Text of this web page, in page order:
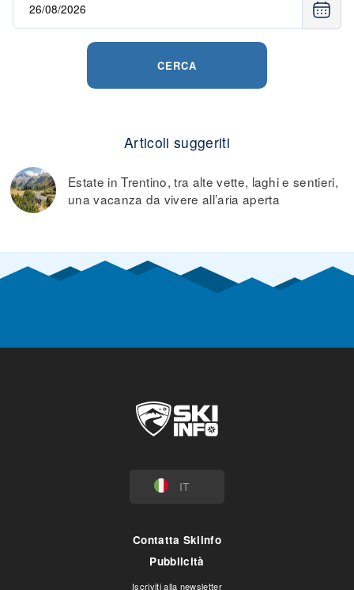
CERCA
Articoli suggeriti
Estate in Trentino, tra alte vette, laghi e sentieri,
una vacanza da vivere all’aria aperta
IT
Contatta Skiinfo
Pubblicità
Iscriviti alla newsletter